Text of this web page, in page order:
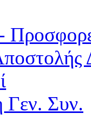
Συν.